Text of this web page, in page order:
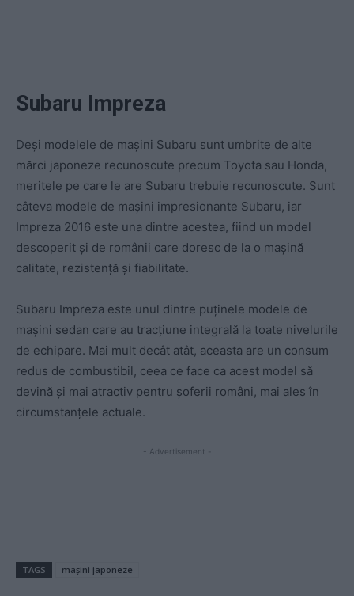
Subaru Impreza
Deși modelele de mașini Subaru sunt umbrite de alte
mărci japoneze recunoscute precum Toyota sau Honda,
meritele pe care le are Subaru trebuie recunoscute. Sunt
câteva modele de mașini impresionante Subaru, iar
Impreza 2016 este una dintre acestea, fiind un model
descoperit și de românii care doresc de la o mașină
calitate, rezistență și fiabilitate.
Subaru Impreza este unul dintre puținele modele de
mașini sedan care au tracțiune integrală la toate nivelurile
de echipare. Mai mult decât atât, aceasta are un consum
redus de combustibil, ceea ce face ca acest model să
devină și mai atractiv pentru șoferii români, mai ales în
circumstanțele actuale.
- Advertisement -
TAGS mașini japoneze